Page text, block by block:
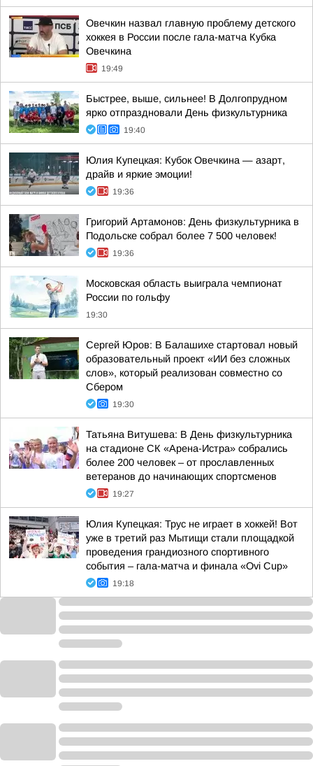
Овечкин назвал главную проблему детского
хоккея в России после гала-матча Кубка
Овечкина
19:49
Быстрее, выше, сильнее! В Долгопрудном
ярко отпраздновали День физкультурника
19:40
Юлия Купецкая: Кубок Овечкина — азарт,
драйв и яркие эмоции!
19:36
Григорий Артамонов: День физкультурника в
Подольске собрал более 7 500 человек!
19:36
Московская область выиграла чемпионат
России по гольфу
19:30
Сергей Юров: В Балашихе стартовал новый
образовательный проект «ИИ без сложных
слов», который реализован совместно со
Сбером
19:30
Татьяна Витушева: В День физкультурника
на стадионе СК «Арена-Истра» собрались
более 200 человек – от прославленных
ветеранов до начинающих спортсменов
19:27
Юлия Купецкая: Трус не играет в хоккей! Вот
уже в третий раз Мытищи стали площадкой
проведения грандиозного спортивного
события – гала-матча и финала «Ovi Cup»
19:18